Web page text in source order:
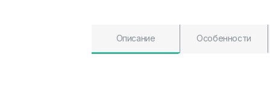
Описание Особенности